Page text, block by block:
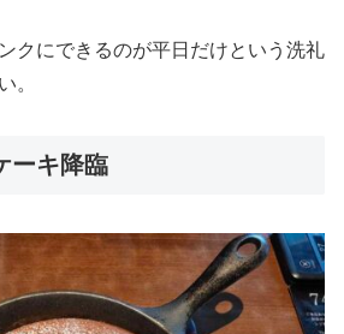
クにできるのが平日だけという洗礼
。
ーキ降臨